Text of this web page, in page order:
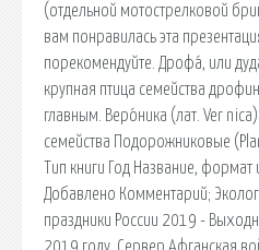
(отдельной мотострелковой
вам понравилась эта
порекомендуйте. Дрофа́, или
крупная птица семейства
главным. Веро́ника (лат. Ver
семейства Подорожниковые
Тип книги Год Название,
Добавлено Комментарий;
праздники России 2019 -
2019 году. Сервер Афганская